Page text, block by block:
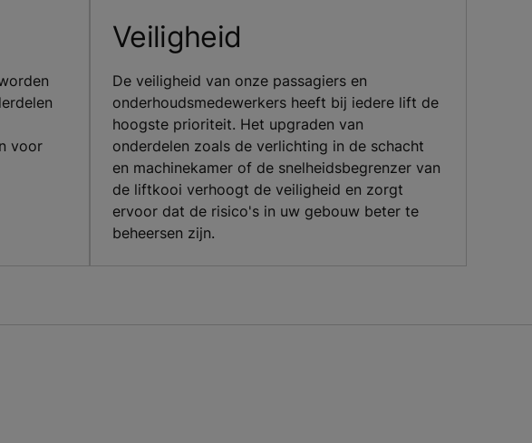
voor
Veiligheid
De veiligheid van onze passagiers en
onderhoudsmedewerkers heeft bij iedere lift de
hoogste prioriteit. Het upgraden van
onderdelen zoals de verlichting in de schacht
en machinekamer of de snelheidsbegrenzer van
de liftkooi verhoogt de veiligheid en zorgt
ervoor dat de risico's in uw gebouw beter te
beheersen zijn.